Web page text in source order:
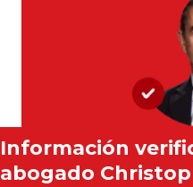
Información
abogado